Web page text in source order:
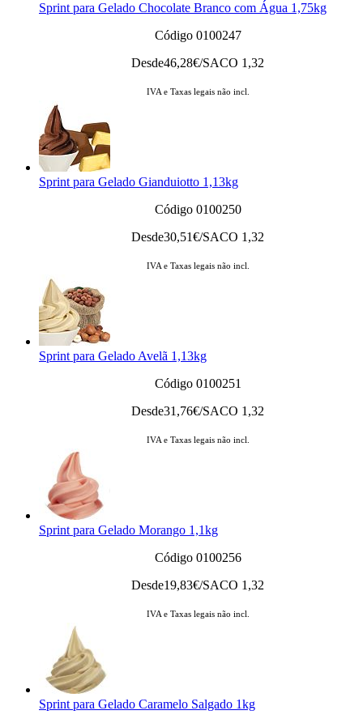
Sprint para Gelado Chocolate Branco com Água 1,75kg
Código 0100247
Desde46,28€/SACO 1,32
IVA e Taxas legais não incl.
Sprint para Gelado Gianduiotto 1,13kg
Código 0100250
Desde30,51€/SACO 1,32
IVA e Taxas legais não incl.
Sprint para Gelado Avelã 1,13kg
Código 0100251
Desde31,76€/SACO 1,32
IVA e Taxas legais não incl.
Sprint para Gelado Morango 1,1kg
Código 0100256
Desde19,83€/SACO 1,32
IVA e Taxas legais não incl.
Sprint para Gelado Caramelo Salgado 1kg